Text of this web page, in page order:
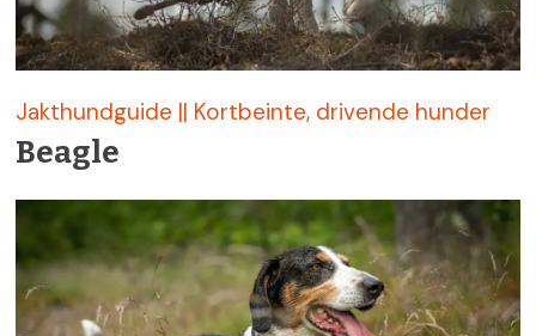
Jakthundguide || Kortbeinte, drivende hunder
Beagle